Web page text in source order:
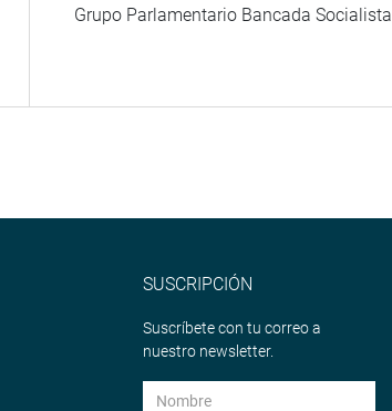
Grupo Parlamentario Bancada Socialista
SUSCRIPCIÓN
Suscríbete con tu correo a
nuestro newsletter.